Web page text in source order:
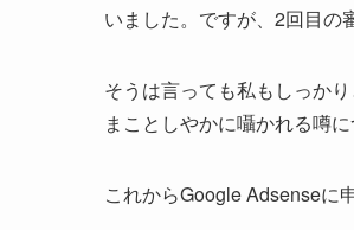
いました。ですが、2回目の
そうは言っても私もしっか
まことしやかに囁かれる噂
これからGoogle Adsenseに